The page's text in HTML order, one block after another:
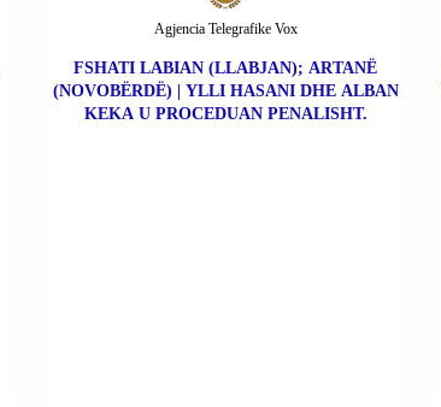
FSHATI LABIAN (LLABJAN); ARTANË
(NOVOBËRDË) | YLLI HASANI DHE ALBAN
KEKA U PROCEDUAN PENALISHT.
Agjencia Telegrafike Vox